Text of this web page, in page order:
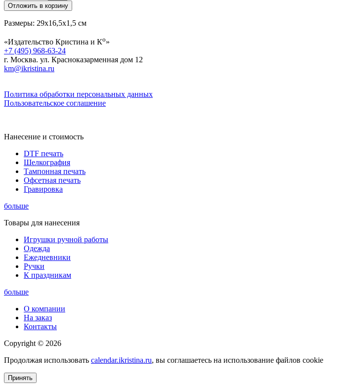
Отложить в корзину
Размеры: 29х16,5х1,5 см
«Издательство Кристина и Ко»
+7 (495) 968-63-24
г. Москва. ул. Красноказарменная дом 12
km@ikristina.ru
Политика обработки персональных данных
Пользовательское соглашение
Нанесение и стоимость
DTF печать
Шелкография
Тампонная печать
Офсетная печать
Гравировка
больше
Товары для нанесения
Игрушки ручной работы
Одежда
Ежедневники
Ручки
К праздникам
больше
О компании
На заказ
Контакты
Copyright © 2026
Продолжая использовать calendar.ikristina.ru, вы соглашаетесь на использование файлов cookie
Принять